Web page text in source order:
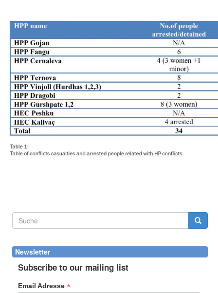
Suchformular
Newsletter
Subscribe to our mailing list
Email Adresse*